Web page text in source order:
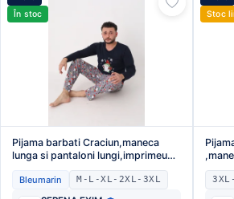
În stoc
Pijama barbati Craciun,maneca
lunga si pantaloni lungi,imprimeu
pitic,En-gros
Bleumarin M-L-XL-2XL-3XL
Stoc
gros